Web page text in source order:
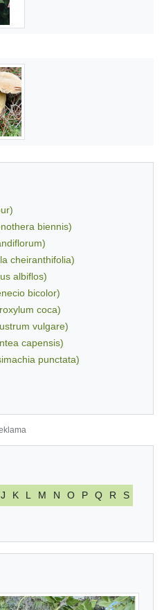
biennis)
cheiranthifolia)
albiflos)
bicolor)
coca)
vulgare)
capensis)
punctata)
J K L M N O P Q R
S